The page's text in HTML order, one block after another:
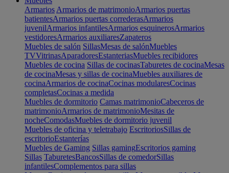
Armarios Armarios de matrimonioArmarios puertas
batientesArmarios puertas correderasArmarios
juvenilArmarios infantilesArmarios esquinerosArmarios
vestidoresArmarios auxiliaresZapateros
Muebles de salón SillasMesas de salónMuebles
TVVitrinasAparadoresEstanteriasMuebles recibidores
Muebles de cocina Sillas de cocinasTaburetes de cocinaMesas
de cocinaMesas y sillas de cocinaMuebles auxiliares de
cocinaArmarios de cocinaCocinas modularesCocinas
completasCocinas a medida
Muebles de dormitorio Camas matrimonioCabeceros de
matrimonioArmarios de matrimonioMesitas de
nocheComodasMuebles de dormitorio juvenil
Muebles de oficina y teletrabajo EscritoriosSillas de
escritorioEstanterías
Muebles de Gaming Sillas gamingEscritorios gaming
Sillas TaburetesBancosSillas de comedorSillas
infantilesComplementos para sillas